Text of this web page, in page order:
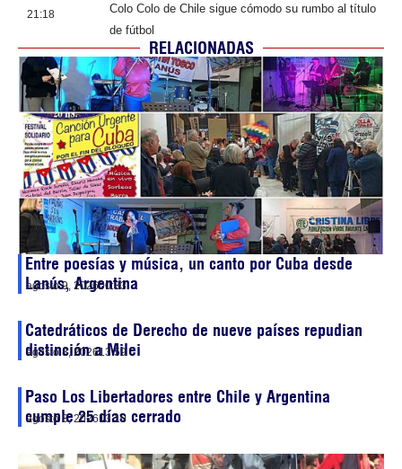
21:18
Colo Colo de Chile sigue cómodo su rumbo al título
de fútbol
RELACIONADAS
Entre poesías y música, un canto por Cuba desde
Lanús, Argentina
agosto 9, 202600:33
Catedráticos de Derecho de nueve países repudian
distinción a Milei
agosto 8, 202613:59
Paso Los Libertadores entre Chile y Argentina
cumple 25 días cerrado
agosto 8, 202613:10